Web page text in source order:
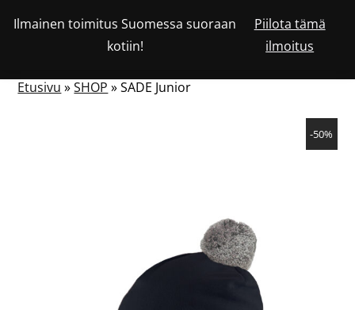
Ilmainen toimitus Suomessa suoraan
kotiin!
Piilota tämä
ilmoitus
Siirry
asiakastiliäsi
OSTOSKORISSA
NÄYTÄ
Etusivu »SHOP »SADE Junior
-50%